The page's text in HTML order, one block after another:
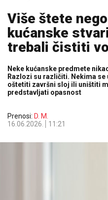
Više štete
kućanske
trebali čistiti
Neke kućanske predmete
Razlozi su različiti. Nekima
oštetiti završni sloj ili uništiti
predstavljati opasnost
Prenosi: D. M.
16.06.2026.
11:21